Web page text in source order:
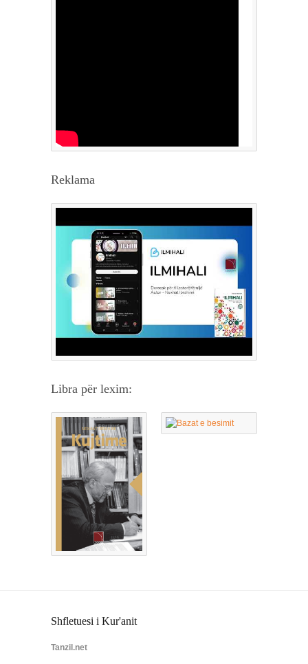
Reklama
Libra për lexim:
Shfletuesi i Kur'anit
Tanzil.net